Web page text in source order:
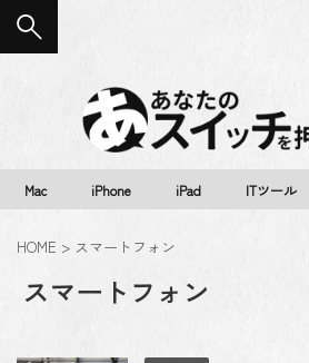
Mac iPhone iPad ITツール
HOME > スマートフォン
スマートフォン